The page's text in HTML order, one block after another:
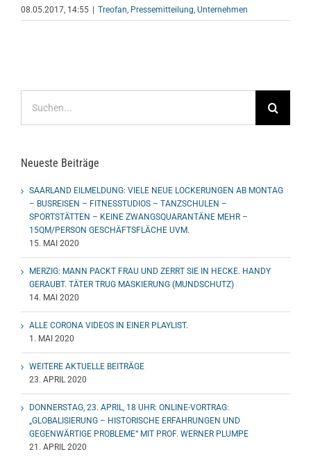
08.05.2017, 14:55 Treofan, Pressemitteilung, Unternehmen
nach:
Neueste Beiträge
SAARLAND EILMELDUNG: VIELE NEUE LOCKERUNGEN AB MONTAG
– BUSREISEN – FITNESSTUDIOS – TANZSCHULEN –
SPORTSTÄTTEN – KEINE ZWANGSQUARANTÄNE MEHR –
15QM/PERSON GESCHÄFTSFLÄCHE UVM.
15. MAI 2020
MERZIG: MANN PACKT FRAU UND ZERRT SIE IN HECKE. HANDY
GERAUBT. TÄTER TRUG MASKIERUNG (MUNDSCHUTZ)
14. MAI 2020
ALLE CORONA VIDEOS IN EINER PLAYLIST.
1. MAI 2020
WEITERE AKTUELLE BEITRÄGE
23. APRIL 2020
DONNERSTAG, 23. APRIL, 18 UHR: ONLINE-VORTRAG:
„GLOBALISIERUNG – HISTORISCHE ERFAHRUNGEN UND
GEGENWÄRTIGE PROBLEME“ MIT PROF. WERNER PLUMPE
21. APRIL 2020